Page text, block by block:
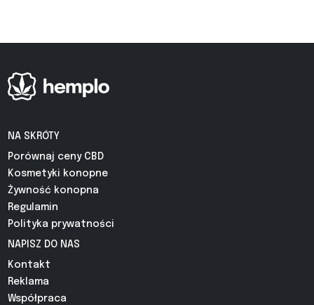
NA SKRÓTY
Porównaj ceny CBD
Kosmetyki konopne
Żywność konopna
Regulamin
Polityka prywatności
NAPISZ DO NAS
Kontakt
Reklama
Współpraca